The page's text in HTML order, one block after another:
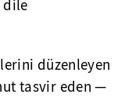
düzenleyen
tasvir eden —